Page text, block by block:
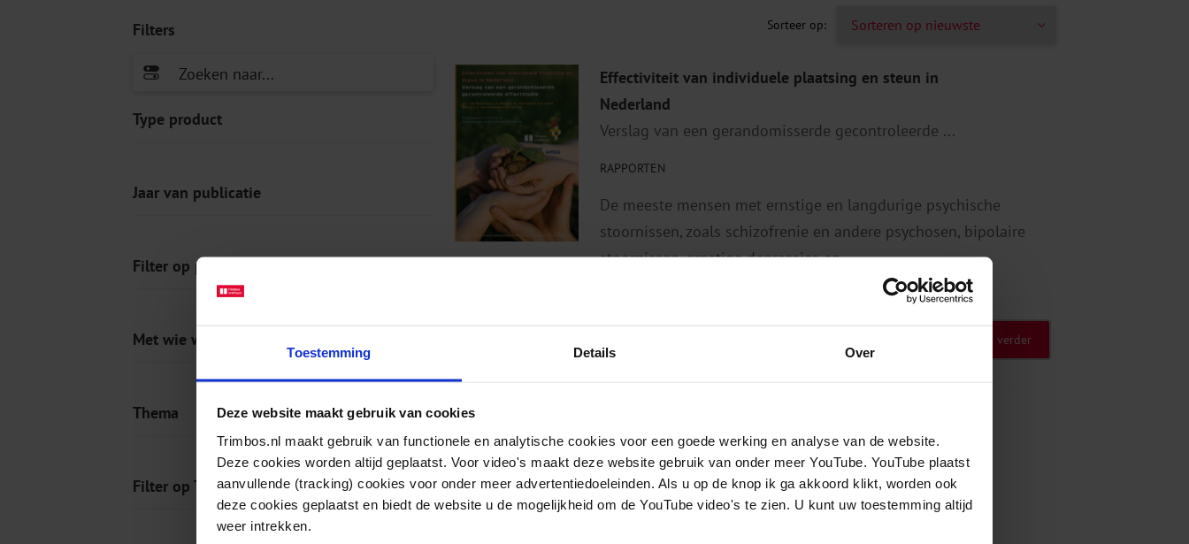
Toestemming Details Over
Deze website maakt gebruik van cookies
Trimbos.nl maakt gebruik van functionele en analytische cookies voor een goede werking en analyse van de website.
Deze cookies worden altijd geplaatst. Voor video's maakt deze website gebruik van onder meer YouTube. YouTube plaatst
aanvullende (tracking) cookies voor onder meer advertentiedoeleinden. Als u op de knop ik ga akkoord klikt, worden ook
deze cookies geplaatst en biedt de website u de mogelijkheid om de YouTube video's te zien. U kunt uw toestemming altijd
weer intrekken.
Filters
Type product
Jaar van publicatie
Filter op prijs
Met wie werkt u?
Thema
Filter op Tag
Effectiviteit van individuele plaatsing en steun in
Nederland
Verslag van een gerandomisserde gecontroleerde ...
RAPPORTEN
De meeste mensen met ernstige en langdurige psychische
stoornissen, zoals schizofrenie en andere psychosen, bipolaire
stoornissen, ernstige depressies en
Lees verder